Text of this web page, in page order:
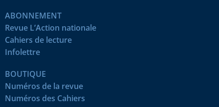
ABONNEMENT
Revue L’Action nationale
Cahiers de lecture
Infolettre
BOUTIQUE
Numéros de la revue
Numéros des Cahiers